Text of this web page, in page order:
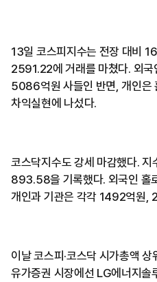
13일 코스피지수는 전장 대비
2591.22에 거래를 마쳤다. 외
5086억원 사들인 반면, 개인은
차익실현에 나섰다.
코스닥지수도 강세 마감했다.
893.58을 기록했다. 외국인 홀
개인과 기관은 각각 1492억원,
이날 코스피·코스닥 시가총액
유가증권 시장에선 LG에너지